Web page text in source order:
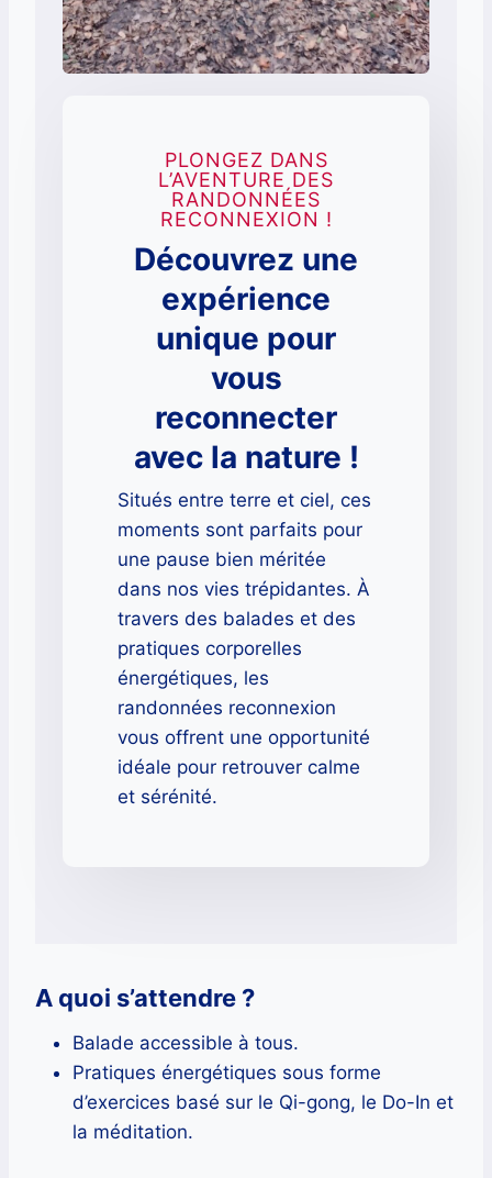
PLONGEZ DANS
L’AVENTURE DES
RANDONNÉES
RECONNEXION !
Découvrez une
expérience
unique pour
vous
reconnecter
avec la nature !
Situés entre terre et ciel, ces
moments sont parfaits pour
une pause bien méritée
dans nos vies trépidantes. À
travers des balades et des
pratiques corporelles
énergétiques, les
randonnées reconnexion
vous offrent une opportunité
idéale pour retrouver calme
et sérénité.
A quoi s’attendre ?
Balade accessible à tous.
Pratiques énergétiques sous forme
d’exercices basé sur le Qi-gong, le Do-In et
la méditation.